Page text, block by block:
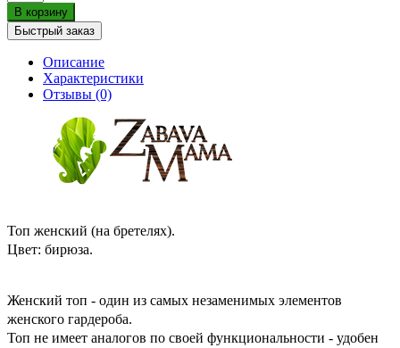
В корзину
Быстрый заказ
Описание
Характеристики
Отзывы (0)
Топ женский (на бретелях).
Цвет: бирюза.
Женский топ - один из самых незаменимых элементов
женского гардероба.
Топ не имеет аналогов по своей функциональности - удобен